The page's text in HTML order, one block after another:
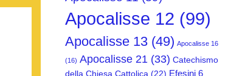
Apocalisse 12 (99)
Apocalisse 13 (49) Apocalisse 16
(16) Apocalisse 21 (33) Catechismo
della Chiesa Cattolica (22) Efesini 6